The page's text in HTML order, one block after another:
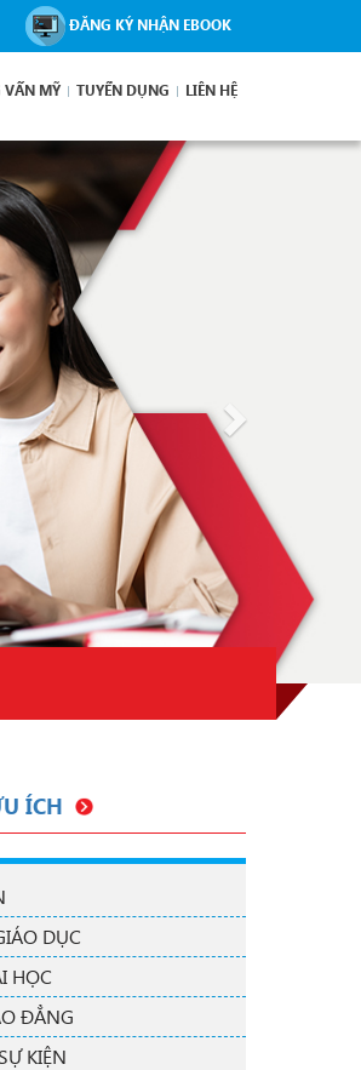
ĐĂNG KÝ NHẬN EBOOK
VẤN MỸ TUYỂN DỤNG LIÊN HỆ
Next
ÍCH
DỤC
HỌC
ĐẲNG
KIỆN